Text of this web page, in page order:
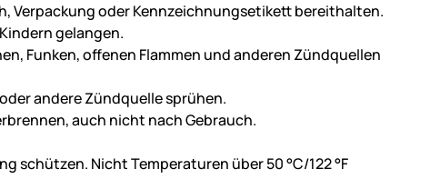
Verpackung oder Kennzeichnungsetikett bereithalten.
gelangen.
Funken, offenen Flammen und anderen Zündquellen
andere Zündquelle sprühen.
auch nicht nach Gebrauch.
schützen. Nicht Temperaturen über 50 °C/122 °F